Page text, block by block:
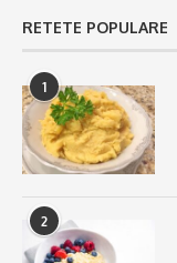
RETETE POPULARE
1
2